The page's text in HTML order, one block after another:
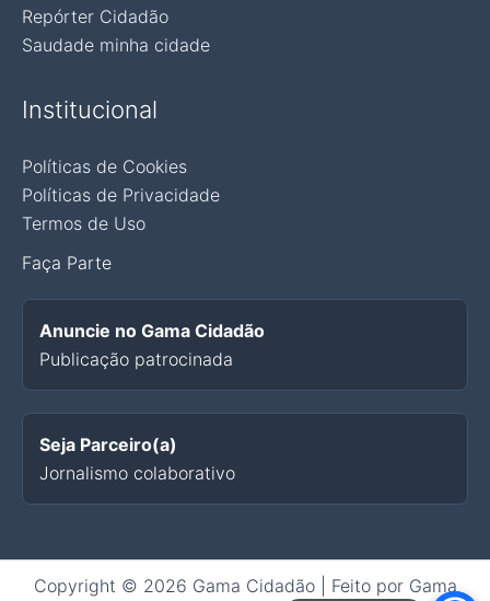
Repórter Cidadão
Saudade minha cidade
Institucional
Políticas de Cookies
Políticas de Privacidade
Termos de Uso
Faça Parte
Anuncie no Gama Cidadão
Publicação patrocinada
Seja Parceiro(a)
Jornalismo colaborativo
Copyright © 2026 Gama Cidadão | Feito por Gama